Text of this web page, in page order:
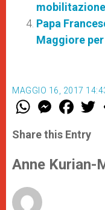
Papa
Maggiore
MAGGIO 16, 2017
W
t
s
p
p
M
e
s
e
g
e
F
a
e
b
o
k
r
Share this Entry
Anne Kurian-